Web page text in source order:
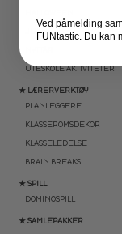
JUL
UTESKOLE AKTIVITETER
★ LÆRERVERKTØY
PLANLEGGERE
KLASSEROMSDEKOR
KLASSELEDELSE
BRAIN BREAKS
★ SPILL
DOMINOSPILL
★ SAMLEPAKKER
Ved påmelding
FUNtastic. Du kan